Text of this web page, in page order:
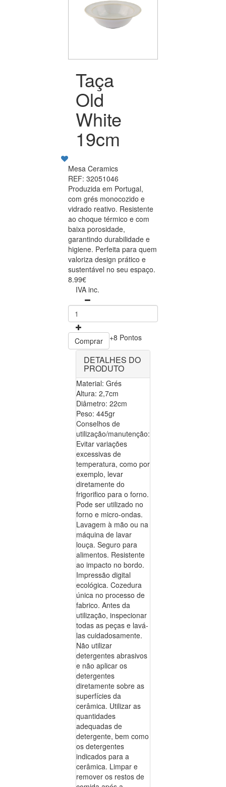
Taça
Old
White
19cm
Mesa Ceramics
REF: 32051046
Produzida em Portugal,
com grés monocozido e
vidrado reativo. Resistente
ao choque térmico e com
baixa porosidade,
garantindo durabilidade e
higiene. Perfeita para quem
valoriza design prático e
sustentável no seu espaço.
8.99€
IVA inc.
Comprar +8 Pontos
DETALHES DO
PRODUTO
Material: Grés
Altura: 2,7cm
Diâmetro: 22cm
Peso: 445gr
Conselhos de
utilização/manutenção:
Evitar variações
excessivas de
temperatura, como por
exemplo, levar
diretamente do
frigorifico para o forno.
Pode ser utilizado no
forno e micro-ondas.
Lavagem à mão ou na
máquina de lavar
louça. Seguro para
alimentos. Resistente
ao impacto no bordo.
Impressão digital
ecológica. Cozedura
única no processo de
fabrico. Antes da
utilização, inspecionar
todas as peças e lavá-
las cuidadosamente.
Não utilizar
detergentes abrasivos
e não aplicar os
detergentes
diretamente sobre as
superfícies da
cerâmica. Utilizar as
quantidades
adequadas de
detergente, bem como
os detergentes
indicados para a
cerâmica. Limpar e
remover os restos de